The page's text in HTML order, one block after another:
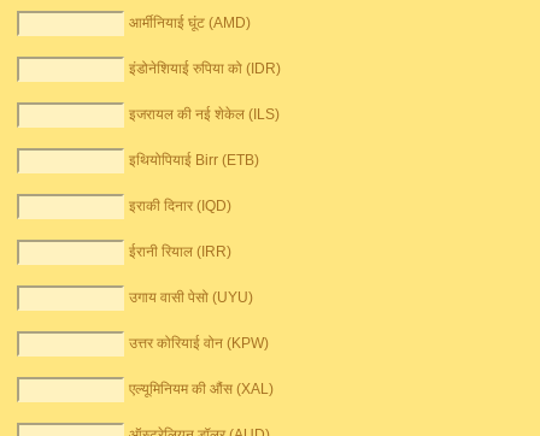
आर्मीनियाई घूंट (AMD)
इंडोनेशियाई रुपिया को (IDR)
इजरायल की नई शेकेल (ILS)
इथियोपियाई Birr (ETB)
इराकी दिनार (IQD)
ईरानी रियाल (IRR)
उगाय वासी पेसो (UYU)
उत्तर कोरियाई वोन (KPW)
एल्यूमिनियम की औंस (XAL)